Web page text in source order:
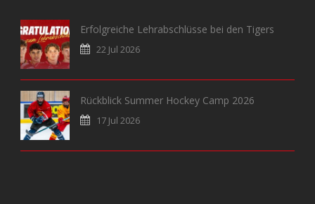
Erfolgreiche Lehrabschlüsse bei den Tigers
22 Jul 2026
Rückblick Summer Hockey Camp 2026
17 Jul 2026